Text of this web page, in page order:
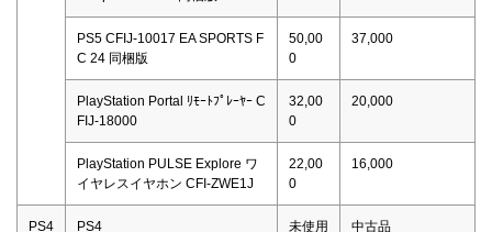
PS5 CFIJ-10017 EA SPORTS F
C 24 同梱版
50,00
0
37,000
PlayStation Portal ﾘﾓｰﾄﾌﾟﾚｰﾔｰ C
FIJ-18000
32,00
0
20,000
PlayStation PULSE Explore ワ
イヤレスイヤホン CFI-ZWE1J
22,00
0
16,000
PS4 PS4 未使用 中古品